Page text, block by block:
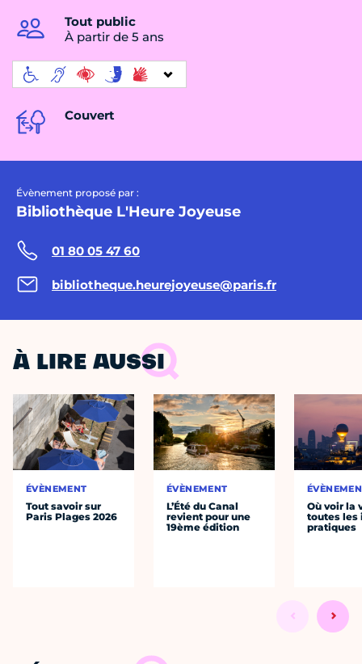
Tout public
À partir de 5 ans
Couvert
Évènement proposé par :
Bibliothèque L'Heure Joyeuse
01 80 05 47 60
bibliotheque.heurejoyeuse@paris.fr
À LIRE AUSSI
ÉVÈNEMENT
Tout savoir sur
Paris Plages 2026
ÉVÈNEMENT
L’Été du Canal
revient pour une
19ème édition
Où voir la
toutes les
pratiques